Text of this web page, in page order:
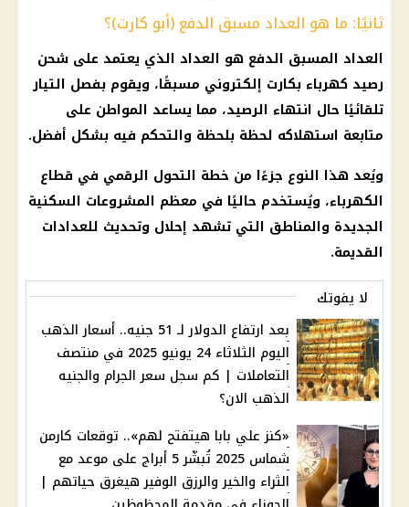
ثانيًا: ما هو العداد مسبق الدفع (أبو كارت)؟
العداد المسبق الدفع هو العداد الذي يعتمد على شحن
رصيد كهرباء بكارت إلكتروني مسبقًا، ويقوم بفصل التيار
تلقائيًا حال انتهاء الرصيد، مما يساعد المواطن على
متابعة استهلاكه لحظة بلحظة والتحكم فيه بشكل أفضل.
ويُعد هذا النوع جزءًا من خطة التحول الرقمي في قطاع
الكهرباء، ويُستخدم حاليًا في معظم المشروعات السكنية
الجديدة والمناطق التي تشهد إحلال وتحديث للعدادات
القديمة.
لا يفوتك
بعد ارتفاع الدولار لـ 51 جنيه.. أسعار الذهب
اليوم الثلاثاء 24 يونيو 2025 في منتصف
التعاملات | كم سجل سعر الجرام والجنيه
الذهب الان؟
«كنز علي بابا هيتفتح لهم».. توقعات كارمن
شماس 2025 تُبشّر 5 أبراج على موعد مع
الثراء والخير والرزق الوفير هيغرق حياتهم |